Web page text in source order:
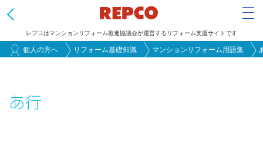
レプコはマンションリフォーム推進協議会が運営するリフォーム支援サイトです
個人の方へ リフォーム基礎知識 マンションリフォーム用語集
あ行